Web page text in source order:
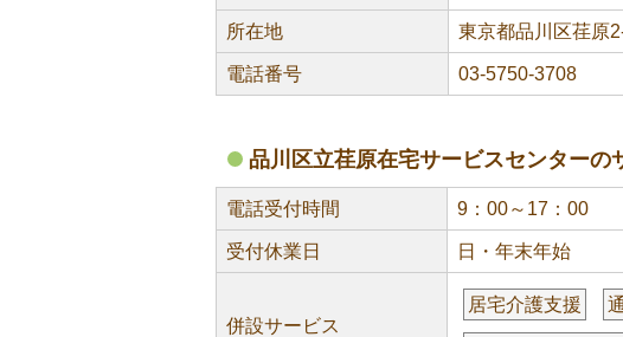
所在地 東京都品川区荏原
電話番号 03-5750-3708
品川区立荏原在宅サービスセンターの
電話受付時間 9：00～17：00
受付休業日 日・年末年始
併設サービス
居宅介護支援